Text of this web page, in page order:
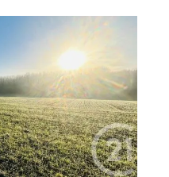
constructible de 2